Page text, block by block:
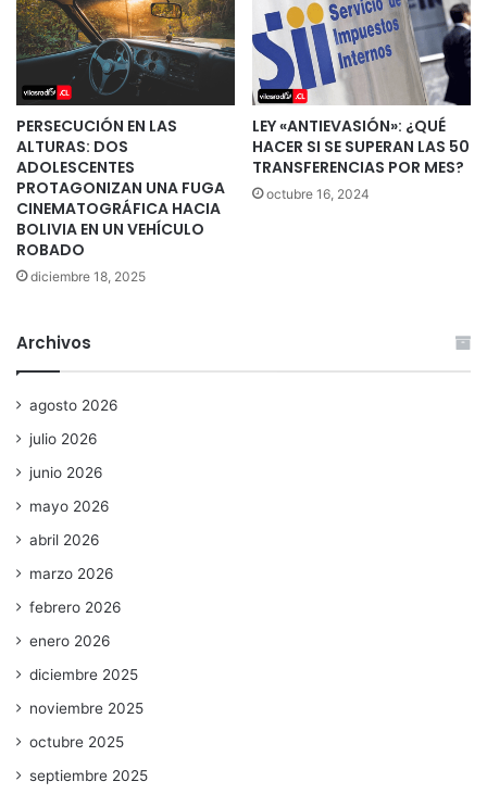
PERSECUCIÓN EN LAS
ALTURAS: DOS
ADOLESCENTES
PROTAGONIZAN UNA FUGA
CINEMATOGRÁFICA HACIA
BOLIVIA EN UN VEHÍCULO
ROBADO
diciembre 18, 2025
LEY «ANTIEVASIÓN»: ¿QUÉ
HACER SI SE SUPERAN LAS 50
TRANSFERENCIAS POR MES?
octubre 16, 2024
Archivos
agosto 2026
julio 2026
junio 2026
mayo 2026
abril 2026
marzo 2026
febrero 2026
enero 2026
diciembre 2025
noviembre 2025
octubre 2025
septiembre 2025